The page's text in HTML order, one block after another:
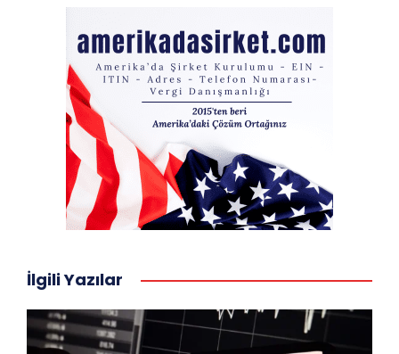
İlgili Yazılar